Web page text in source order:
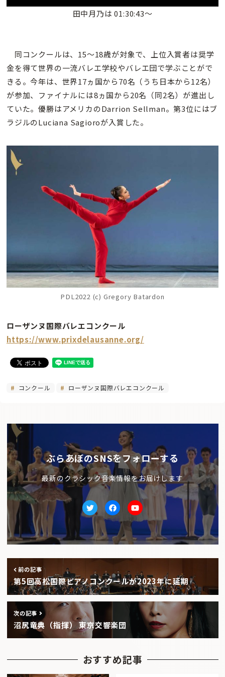
田中月乃は 01:30:43〜
同コンクールは、15〜18歳が対象で、上位入賞者は奨学
金を得て世界の一流バレエ学校やバレエ団で学ぶことがで
きる。今年は、世界17ヵ国から70名（うち日本から12名）
が参加、ファイナルには8ヵ国から20名（同2名）が進出し
ていた。優勝はアメリカのDarrion Sellman。第3位にはブ
ラジルのLuciana Sagioroが入賞した。
PDL2022 (c) Gregory Batardon
ローザンヌ国際バレエコンクール
https://www.prixdelausanne.org/
コンクール ローザンヌ国際バレエコンクール
ぶらあぼのSNSをフォローする
最新のクラシック音楽情報をお届けします
TwitterfacebookYoutube
前の記事
第5回高松国際ピアノコンクールが2023年に延期
次の記事
沼尻竜典（指揮） 東京交響楽団
おすすめ記事